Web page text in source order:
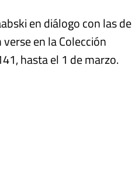
en diálogo con las de
en la Colección
hasta el 1 de marzo.